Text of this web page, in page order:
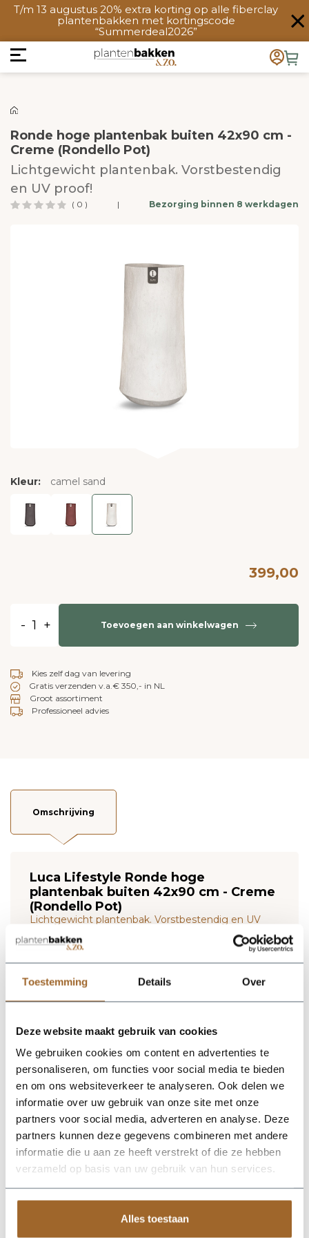
Toestemming Details Over
Deze website maakt gebruik van cookies
We gebruiken cookies om content en advertenties te
personaliseren, om functies voor social media te bieden
en om ons websiteverkeer te analyseren. Ook delen we
informatie over uw gebruik van onze site met onze
partners voor social media, adverteren en analyse. Deze
partners kunnen deze gegevens combineren met andere
informatie die u aan ze heeft verstrekt of die ze hebben
verzameld op basis van uw gebruik van hun services.
Alles toestaan
T/m 13 augustus 20% extra korting op alle fiberclay
plantenbakken met kortingscode
“Summerdeal2026”
Ronde hoge plantenbak buiten 42x90 cm -
Creme (Rondello Pot)
Lichtgewicht plantenbak. Vorstbestendig
en UV proof!
( 0 ) | Bezorging binnen 8 werkdagen
Kleur: camel sand
399,00
- + Toevoegen aan winkelwagen
Kies zelf dag van levering
Gratis verzenden v.a.€ 350,- in NL
Groot assortiment
Professioneel advies
Omschrijving
Luca Lifestyle Ronde hoge
plantenbak buiten 42x90 cm - Creme
(Rondello Pot)
Lichtgewicht plantenbak. Vorstbestendig en UV
Wij leveren rechtstreeks vanuit het magazijn van
Luca Lifestyle. Mocht het product niet op voorraad
zijn, nemen we contact met je op.
direct sfeer, volume en een verzorgde uitstraling in elke ruimte.
Dankzij de vaasvorm krijgt deze plantenbak een herkenbaar
silhouet dat mooi combineert met zowel moderne als
natuurlijke interieurs. De kleur camel sand geeft het ontwerp
een rustige, stijlvolle basis en laat groen extra goed tot zijn
recht komen. Het buitenformaat is 42 x 42 x 90 cm, waardoor
de bak voldoende aanwezigheid heeft zonder zijn elegante
vorm te verliezen. Praktische kenmerken: plantgat Ø26-33 en
inhoud 52 liter. De afwerking in fiberglas zorgt voor een luxe
look en maakt deze plantenbak geschikt voor styling in huis,
maten of kleuren uit dezelfde serie voor een krachtig en